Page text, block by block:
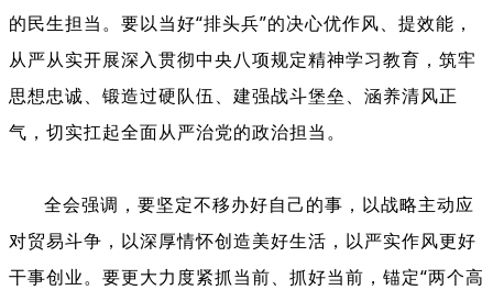
的民生担当。要以当好“排头兵”的决心优作风、提效能，
从严从实开展深入贯彻中央八项规定精神学习教育，筑牢
思想忠诚、 锻造过硬队伍、 建强战斗堡垒、涵养清风正
气，切实扛起全面从严治党的政治担当。
全会强调， 要坚定不移办好自己的事， 以战略主动应
对贸易斗争，以深厚情怀创造美好生活，以严实作风更好
干事创业。 要更大力度紧抓当前、抓好当前，锚定“两个高